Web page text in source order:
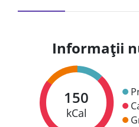
Informații
150
kCal